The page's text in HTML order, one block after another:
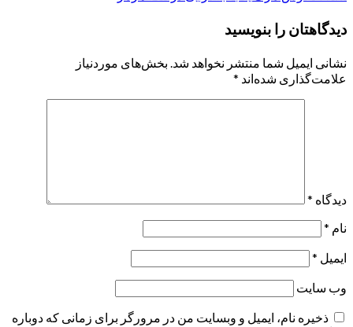
دیدگاهتان را بنویسید
نشانی ایمیل شما منتشر نخواهد شد. بخش‌های موردنیاز
علامت‌گذاری شده‌اند *
دیدگاه *
نام *
ایمیل *
وب‌ سایت
ذخیره نام، ایمیل و وبسایت من در مرورگر برای زمانی که دوباره